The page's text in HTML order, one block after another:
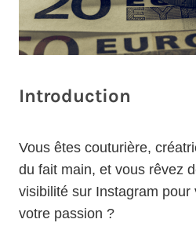
Introduction
Vous êtes couturière,
du fait main, et vous rêvez
visibilité sur Instagram
votre passion ?